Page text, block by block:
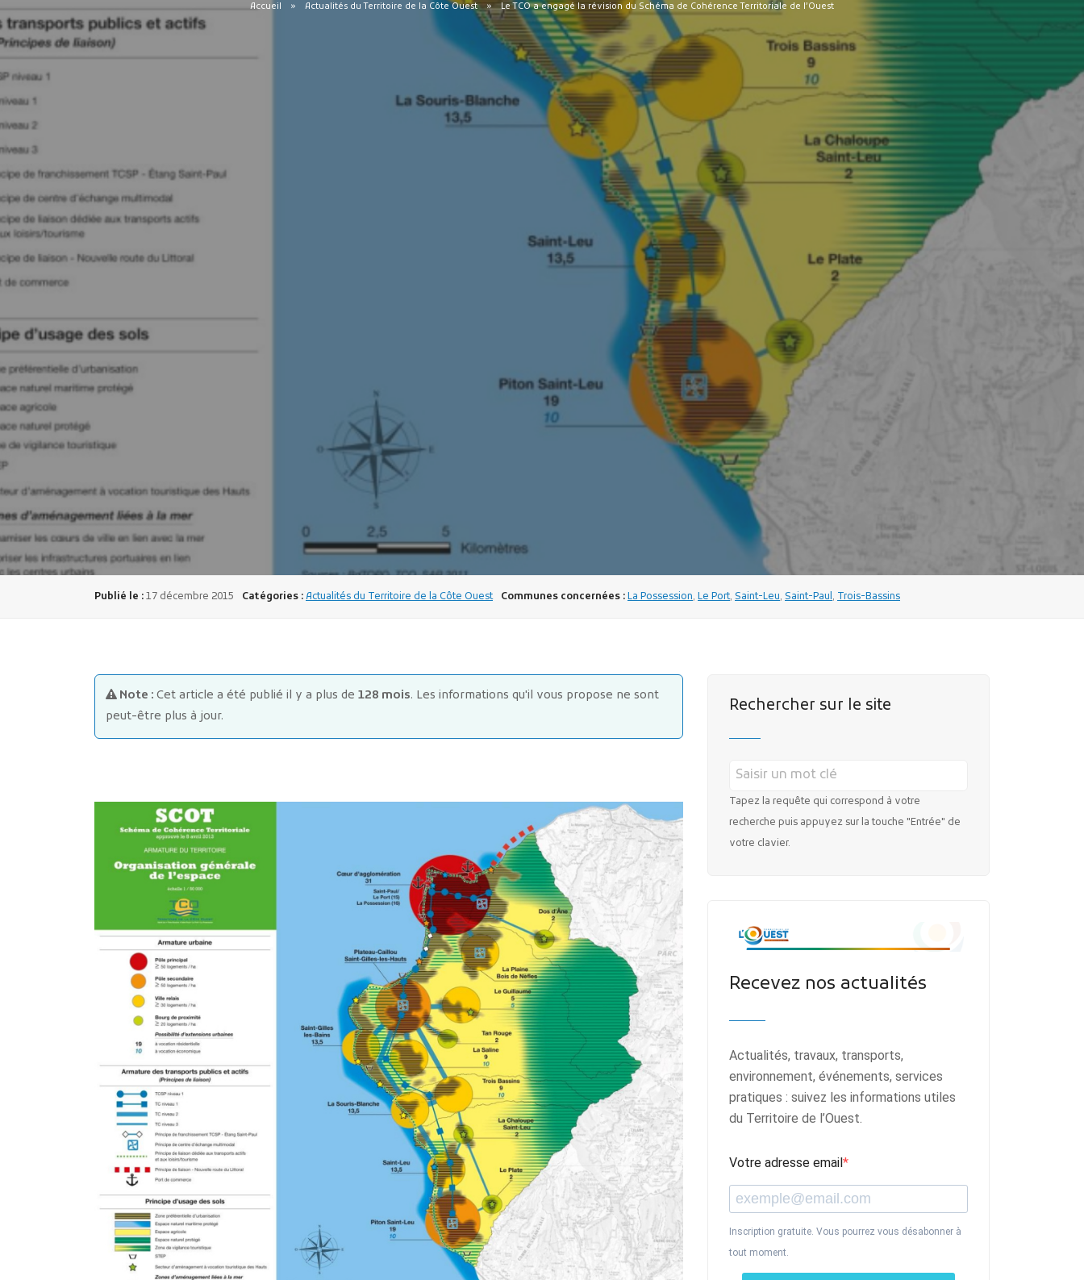
Accueil Actualités du Territoire de la Côte Ouest Le TCO a engagé la révision du Schéma de Cohérence Territoriale de l’Ouest
Publié le :17 décembre 2015 Catégories :Actualités du Territoire de la Côte Ouest Communes concernées :La Possession, Le Port, Saint-Leu, Saint-Paul, Trois-Bassins
Note : Cet article a été publié il y a plus de 128 mois. Les informations qu'il vous propose ne sont
peut-être plus à jour.
Rechercher sur le site
Tapez la requête qui correspond à votre
recherche puis appuyez sur la touche "Entrée" de
votre clavier.
Recevez nos actualités
Actualités, travaux, transports,
environnement, événements, services
pratiques : suivez les informations utiles
du Territoire de l’Ouest.
Votre adresse email
Inscription gratuite. Vous pourrez vous désabonner à
tout moment.